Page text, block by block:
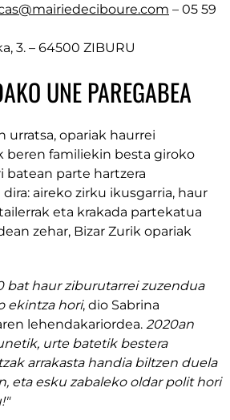
– 05 59
3. – 64500 ZIBURU
UNE PAREGABEA
urratsa, opariak haurrei
beren familiekin besta giroko
batean parte hartzera
aireko zirku ikusgarria, haur
eta krakada partekatua
zehar, Bizar Zurik opariak
bat haur ziburutarrei zuzendua
ekintza hori, dio Sabrina
lehendakariordea. 2020an
urte batetik bestera
arrakasta handia biltzen duela
eta esku zabaleko oldar polit hori
!"